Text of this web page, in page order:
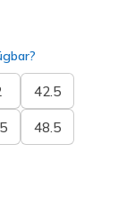
42.5
48.5